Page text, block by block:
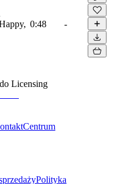
0:48 -
Licensing
Centrum
Polityka